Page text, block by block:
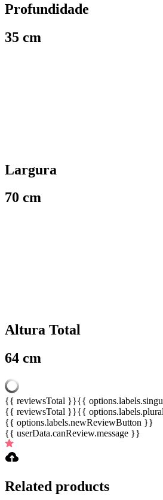
Profundidade
35 cm
Largura
70 cm
Altura Total
64 cm
{{ reviewsTotal }}{{
{{ reviewsTotal }}{{
{{ options.labels.newReviewButton }}
{{ userData.canReview.message }}
Related products